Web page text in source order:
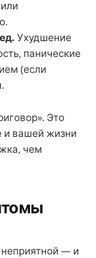
Ухудшение
панические
(если
Это
и вашей жизни
чем
— и